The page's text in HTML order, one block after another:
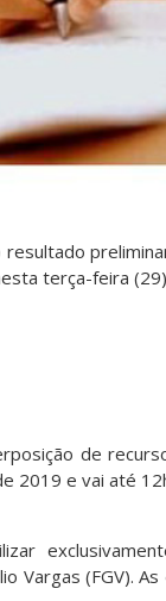
terça-feira
de
2019 e vai até
Vargas (FGV).